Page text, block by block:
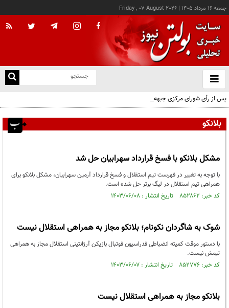
جمعه ۱۶ مرداد ۱۴۰۵ |
Friday , 07 August 2026
باز
و
پس از رأی شورای مرکزی جبهه ایران اسلامی؛ اعضای حقیقی و حقوقی دفتر سیاسی مشخص
شدند
بلانکو
مشکل بلانکو با فسخ قرارداد سهرابیان حل شد
با توجه به تغییر در فهرست تیم استقلال و فسخ قرارداد آرمین سهرابیان، مشکل بلانکو برای
همراهی تیم استقلال در لیگ برتر حل شده است.
کد خبر: ۸۵۲۸۶۲ تاریخ انتشار : ۱۴۰۳/۰۶/۰۸
شوک به شاگردان نکونام؛ بلانکو مجاز به همراهی استقلال نیست
با دستور موقت کمیته انضباطی فدراسیون فوتبال بازیکن آرژانتینی استقلال مجاز به همراهی
تیمش نیست.
کد خبر: ۸۵۲۷۷۶ تاریخ انتشار : ۱۴۰۳/۰۶/۰۷
بلانکو مجاز به همراهی استقلال نیست